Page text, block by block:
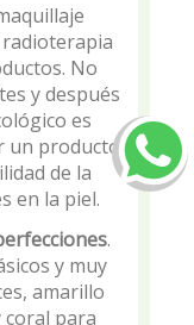
No
y después
es
un producto
de la
en la piel.
.
y muy
amarillo
coral para